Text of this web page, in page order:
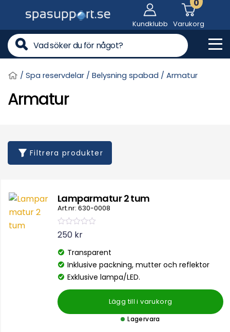
content
Kundklubb
0
Varukorg
/ Spa reservdelar / Belysning spabad / Armatur
Armatur
Lamparmatur 2 tum
Art.nr: 630-0008
B
e
y
g
s
a
t
0
a
v
250 kr
Transparent
Inklusive packning, mutter och reflektor
Exklusive lampa/LED.
Lägg till i varukorg
Lagervara
Filtrera produkter